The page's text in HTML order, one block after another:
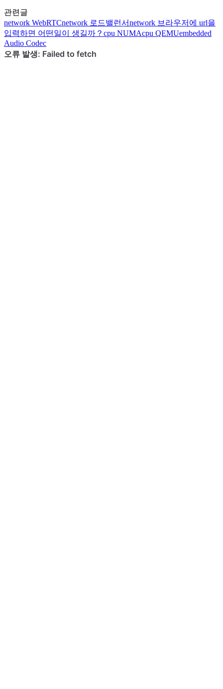
관련글
network WebRTCnetwork 로드밸런서network 브라우저에 url을
입력하면 어떤일이 생길까？ cpu NUMAcpu QEMUembedded
Audio Codec